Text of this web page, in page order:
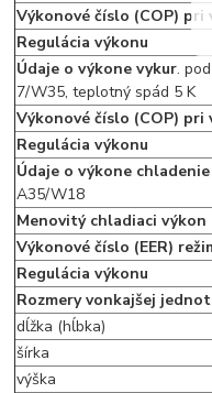
Výkonové číslo (COP) pri
Regulácia výkonu
Údaje o výkone vykur.
7/W35, teplotný spád 5 K
Výkonové číslo (COP) pri
Regulácia výkonu
Údaje o výkone
A35/W18
Menovitý chladiaci výkon
Výkonové číslo (EER)
Regulácia výkonu
Rozmery vonkajšej
dĺžka (hĺbka)
šírka
výška